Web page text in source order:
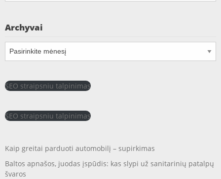
Archyvai
SEO straipsniu talpinimas
SEO straipsniu talpinimas
Kaip greitai parduoti automobilį – supirkimas
Baltos apnašos, juodas įspūdis: kas slypi už sanitarinių patalpų
švaros